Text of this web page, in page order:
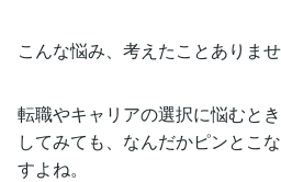
こんな悩み、考えたことありま
転職やキャリアの選択に悩むと
してみても、なんだかピンとこ
すよね。